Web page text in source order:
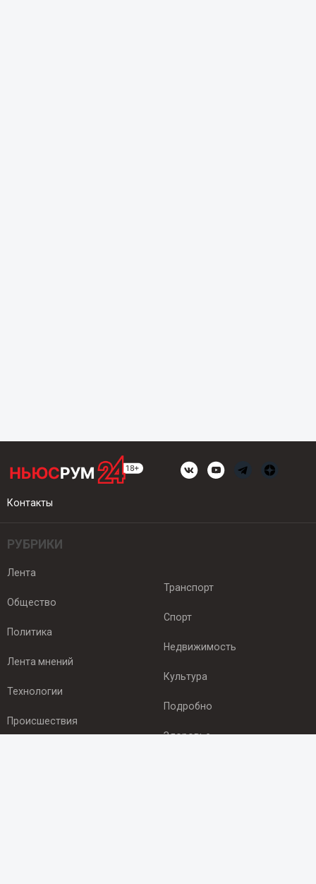
Контакты
РУБРИКИ
Лента
Общество
Политика
Лента мнений
Технологии
Происшествия
Транспорт
Спорт
Недвижимость
Культура
Подробно
Здоровье